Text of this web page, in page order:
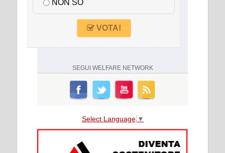
NON SO
VOTA!
SEGUI WELFARE NETWORK
Select Language ▼